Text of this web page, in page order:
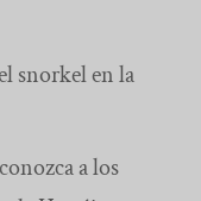
snorkel en la
a los